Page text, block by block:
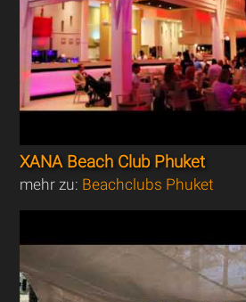
XANA Beach Club Phuket
mehr zu: Beachclubs Phuket